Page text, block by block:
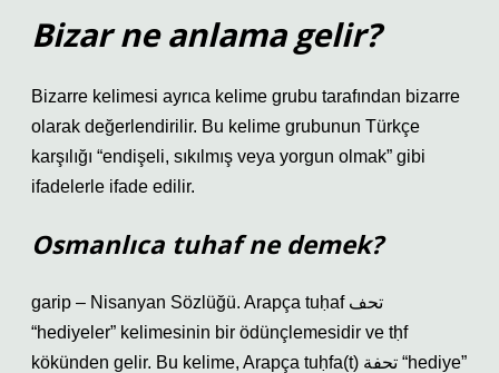
Bizar ne anlama gelir?
Bizarre kelimesi ayrıca kelime grubu tarafından bizarre
olarak değerlendirilir. Bu kelime grubunun Türkçe
karşılığı “endişeli, sıkılmış veya yorgun olmak” gibi
ifadelerle ifade edilir.
Osmanlıca tuhaf ne demek?
garip – Nisanyan Sözlüğü. Arapça tuḥaf تحف
“hediyeler” kelimesinin bir ödünçlemesidir ve tḥf
kökünden gelir. Bu kelime, Arapça tuḥfa(t) تحفة “hediye”